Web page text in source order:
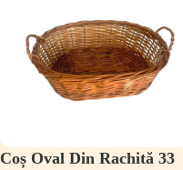
Coș Oval Din Rachită 33